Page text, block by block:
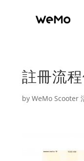
註冊流
by WeMo Scooter